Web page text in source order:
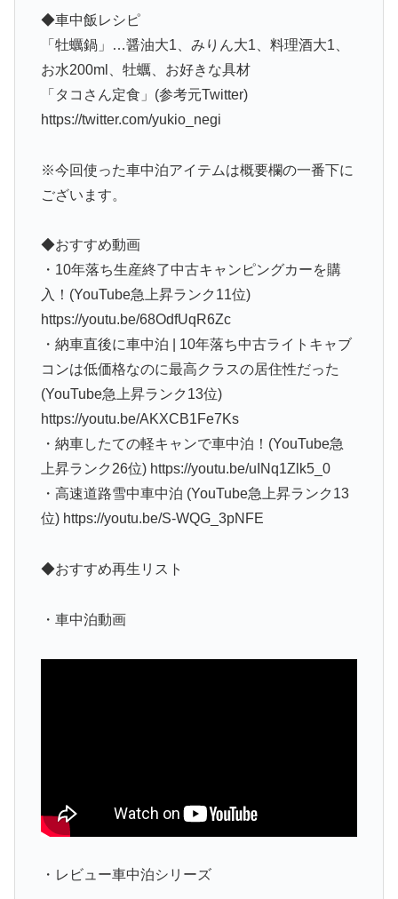
◆車中飯レシピ
「牡蠣鍋」…醤油大1、みりん大1、料理酒大1、
お水200ml、牡蠣、お好きな具材
「タコさん定食」(参考元Twitter)
https://twitter.com/yukio_negi
※今回使った車中泊アイテムは概要欄の一番下に
ございます。
◆おすすめ動画
・10年落ち生産終了中古キャンピングカーを購
入！(YouTube急上昇ランク11位)
https://youtu.be/68OdfUqR6Zc
・納車直後に車中泊 | 10年落ち中古ライトキャブ
コンは低価格なのに最高クラスの居住性だった
(YouTube急上昇ランク13位)
https://youtu.be/AKXCB1Fe7Ks
・納車したての軽キャンで車中泊！(YouTube急
上昇ランク26位) https://youtu.be/uINq1Zlk5_0
・高速道路雪中車中泊 (YouTube急上昇ランク13
位) https://youtu.be/S-WQG_3pNFE
◆おすすめ再生リスト
・車中泊動画
・レビュー車中泊シリーズ